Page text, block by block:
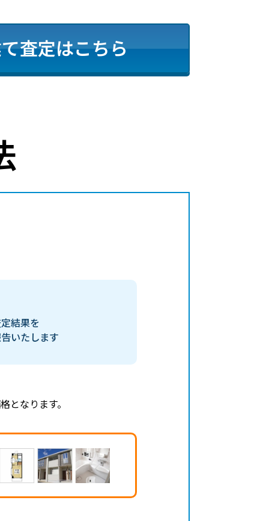
査定はこちら
となります。
結果を
いたします